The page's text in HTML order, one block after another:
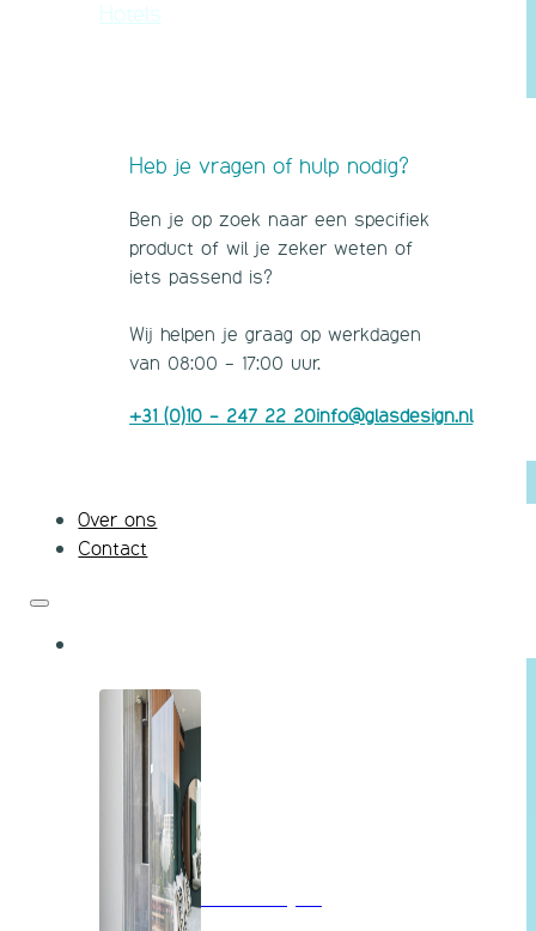
Hotels
Heb je vragen of hulp nodig?
Ben je op zoek naar een specifiek
product of wil je zeker weten of
iets passend is?
Wij helpen je graag op werkdagen
van 08:00 - 17:00 uur.
+31 (0)10 - 247 22 20info@glasdesign.nl
Over ons
Contact